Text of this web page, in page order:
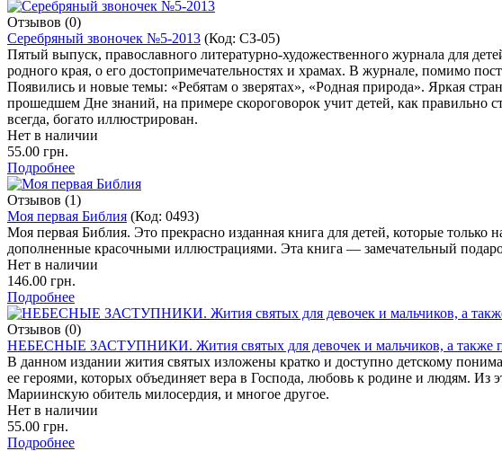
Отзывов (0)
Серебряный звоночек №5-2013 (Код: СЗ-05)
Пятый выпуск, православного литературно-художественного журнала для
родного края, о его достопримечательностях и храмах. В журнале, помимо
Появились и новые темы: «Ребятам о зверятах», «Родная природа». Яркая
прошедшем Дне знаний, на примере скороговорок учит детей, как правильно
всегда, богато иллюстрирован.
Нет в наличии
55.00 грн.
Подробнее
Отзывов (1)
Моя первая Библия (Код: 0493)
Моя первая Библия. Это прекрасно изданная книга для детей, которые
дополненные красочными иллюстрациями. Эта книга — замечательный
Нет в наличии
146.00 грн.
Подробнее
Отзывов (0)
НЕБЕСНЫЕ ЗАСТУПНИКИ. Жития святых для девочек и мальчиков, а также
В данном издании жития святых изложены кратко и доступно детскому
ее героями, которых объединяет вера в Господа, любовь к родине и людям. Из
Мариинскую обитель милосердия, и многое другое.
Нет в наличии
55.00 грн.
Подробнее